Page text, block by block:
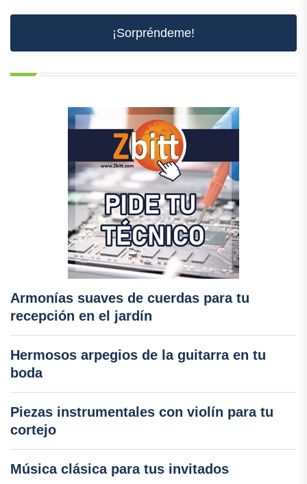
¡Sorpréndeme!
Armonías suaves de cuerdas para tu
recepción en el jardín
Hermosos arpegios de la guitarra en tu
boda
Piezas instrumentales con violín para tu
cortejo
Música clásica para tus invitados